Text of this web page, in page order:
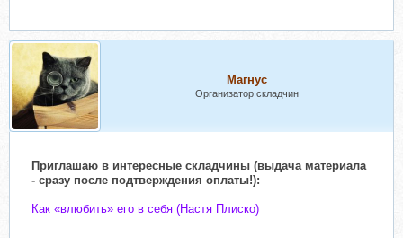
Магнус
Организатор складчин
Приглашаю в интересные складчины (выдача материала
- сразу после подтверждения оплаты!):
Как «влюбить» его в себя (Настя Плиско)